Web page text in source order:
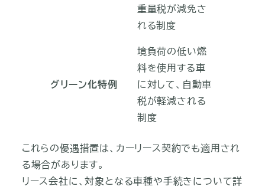
重量税が減免さ
れる制度
グリーン化特例
境負荷の低い燃
料を使用する車
に対して、自動車
税が軽減される
制度
これらの優遇措置は、カーリース契約でも適用され
る場合があります。
リース会社に、対象となる車種や手続きについて詳